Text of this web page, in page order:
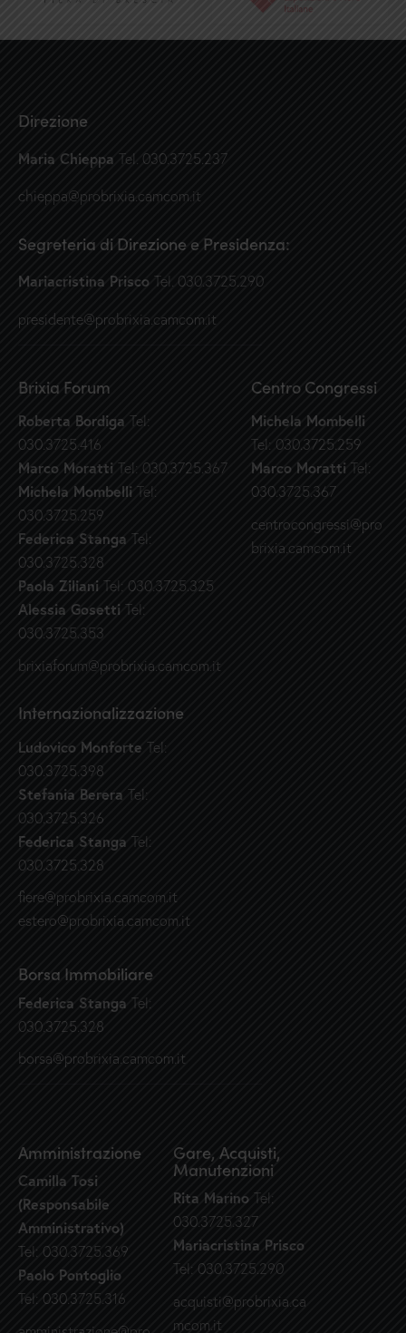
Direzione
Maria Chieppa Tel. 030.3725.237
chieppa@probrixia.camcom.it
Segreteria di Direzione e Presidenza:
Mariacristina Prisco Tel. 030.3725.290
presidente@probrixia.camcom.it
Brixia Forum
Roberta Bordiga Tel:
030.3725.416
Marco Moratti Tel: 030.3725.367
Michela Mombelli Tel:
030.3725.259
Federica Stanga Tel:
030.3725.328
Paola Ziliani Tel: 030.3725.325
Alessia Gosetti Tel:
030.3725.353
brixiaforum@probrixia.camcom.it
Centro Congressi
Michela Mombelli
Tel: 030.3725.259
Marco Moratti Tel:
030.3725.367
centrocongressi@pro
brixia.camcom.it
Internazionalizzazione
Ludovico Monforte Tel:
030.3725.398
Stefania Berera Tel:
030.3725.326
Federica Stanga Tel:
030.3725.328
fiere@probrixia.camcom.it
estero@probrixia.camcom.it
Borsa Immobiliare
Federica Stanga Tel:
030.3725.328
borsa@probrixia.camcom.it
Amministrazione
Camilla Tosi
(Responsabile
Amministrativo)
Tel: 030.3725.369
Paolo Pontoglio
Tel: 030.3725.316
Gare, Acquisti,
Manutenzioni
Rita Marino Tel:
030.3725.327
Mariacristina Prisco
Tel: 030.3725.290
acquisti@probrixia.ca
mcom.it